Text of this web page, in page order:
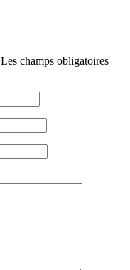
Les champs obligatoires